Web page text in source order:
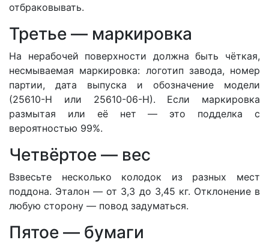
отбраковывать.
Третье — маркировка
На нерабочей поверхности должна быть чёткая,
несмываемая маркировка: логотип завода, номер
партии, дата выпуска и обозначение модели
(25610-Н или 25610-06-Н). Если маркировка
размытая или её нет — это подделка с
вероятностью 99%.
Четвёртое — вес
Взвесьте несколько колодок из разных мест
поддона. Эталон — от 3,3 до 3,45 кг. Отклонение в
любую сторону — повод задуматься.
Пятое — бумаги